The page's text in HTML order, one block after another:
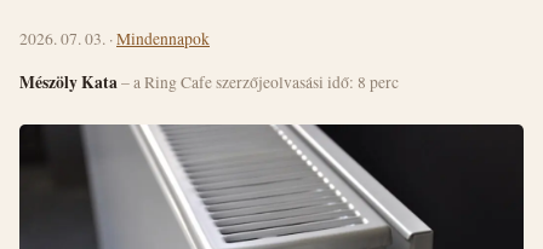
2026. 07. 03. ·Mindennapok
Mészöly Kata– a Ring Cafe szerzőjeolvasási idő: 8 perc